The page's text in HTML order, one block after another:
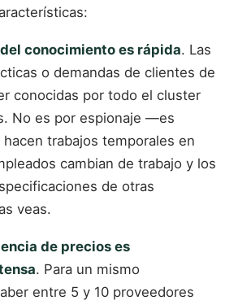
conocimiento es rápida. Las
o demandas de clientes de
conocidas por todo el cluster
No es por espionaje —es
trabajos temporales en
cambian de trabajo y los
de otras
veas.
de precios es
. Para un mismo
entre 5 y 10 proveedores